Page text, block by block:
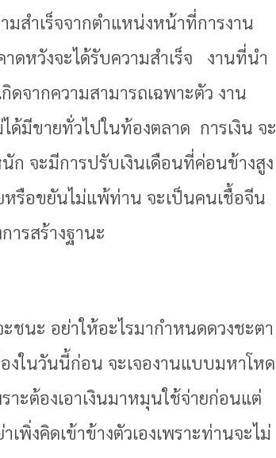
มสำเร็จจากตำแหน่งหน้าที่การงาน
ดหวังจะได้รับความสำเร็จ งานที่นำ
จากความสามารถเฉพาะตัว งาน
มีขายทั่วไปในท้องตลาด การเงิน จะ
ก จะมีการปรับเงินเดือนที่ค่อนข้างสูง
หรือขยันไม่แพ้ท่าน จะเป็นคนเชื้อจีน
ารสร้างฐานะ
นะ อย่าให้อะไรมากำหนดดวงชะตา
งในวันนี้ก่อน จะเจองานแบบมหาโหด
าะต้องเอาเงินมาหมุนใช้จ่ายก่อนแต่
พิ่งคิดเข้าข้างตัวเองเพราะท่านจะไม่